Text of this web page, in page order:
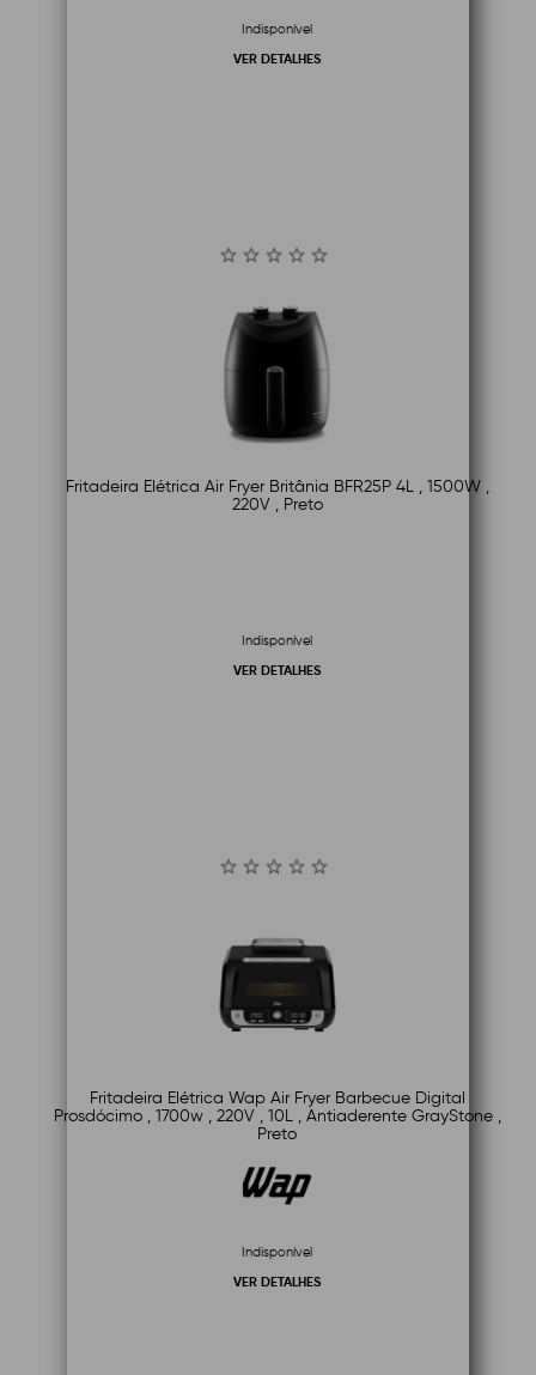
Indisponível
VER DETALHES
Fritadeira Elétrica Air Fryer Britânia BFR25P 4L , 1500W ,
220V , Preto
Indisponível
VER DETALHES
Fritadeira Elétrica Wap Air Fryer Barbecue Digital
Prosdócimo , 1700w , 220V , 10L , Antiaderente GrayStone ,
Preto
Indisponível
VER DETALHES